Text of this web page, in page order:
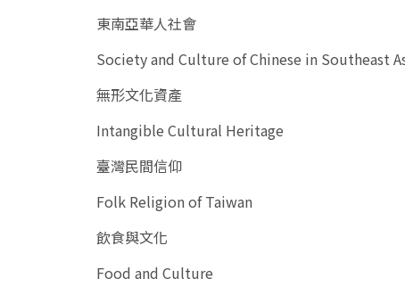
東南亞華人社會
Society and Culture of Chinese in Southeast
無形文化資產
Intangible Cultural Heritage
臺灣民間信仰
Folk Religion of Taiwan
飲食與文化
Food and Culture